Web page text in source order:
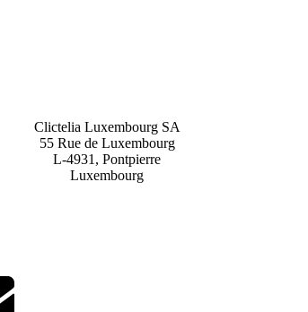
Clictelia Luxembourg SA
55 Rue de Luxembourg
L-4931, Pontpierre
Luxembourg